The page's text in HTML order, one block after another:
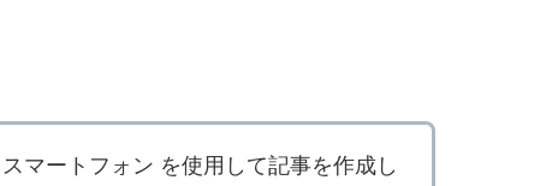
マートフォン を使用して記事を作成し